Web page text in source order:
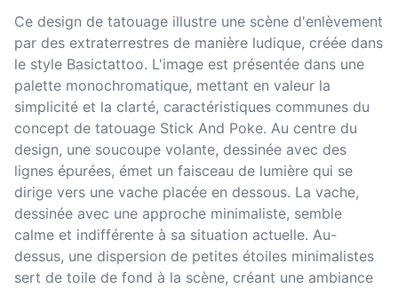
Ce design de tatouage illustre une scène d'enlèvement
par des extraterrestres de manière ludique, créée dans
le style Basictattoo. L'image est présentée dans une
palette monochromatique, mettant en valeur la
simplicité et la clarté, caractéristiques communes du
concept de tatouage Stick And Poke. Au centre du
design, une soucoupe volante, dessinée avec des
lignes épurées, émet un faisceau de lumière qui se
dirige vers une vache placée en dessous. La vache,
dessinée avec une approche minimaliste, semble
calme et indifférente à sa situation actuelle. Au-
dessus, une dispersion de petites étoiles minimalistes
sert de toile de fond à la scène, créant une ambiance